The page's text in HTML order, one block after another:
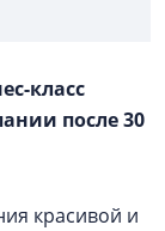
класс
после 30
красивой и